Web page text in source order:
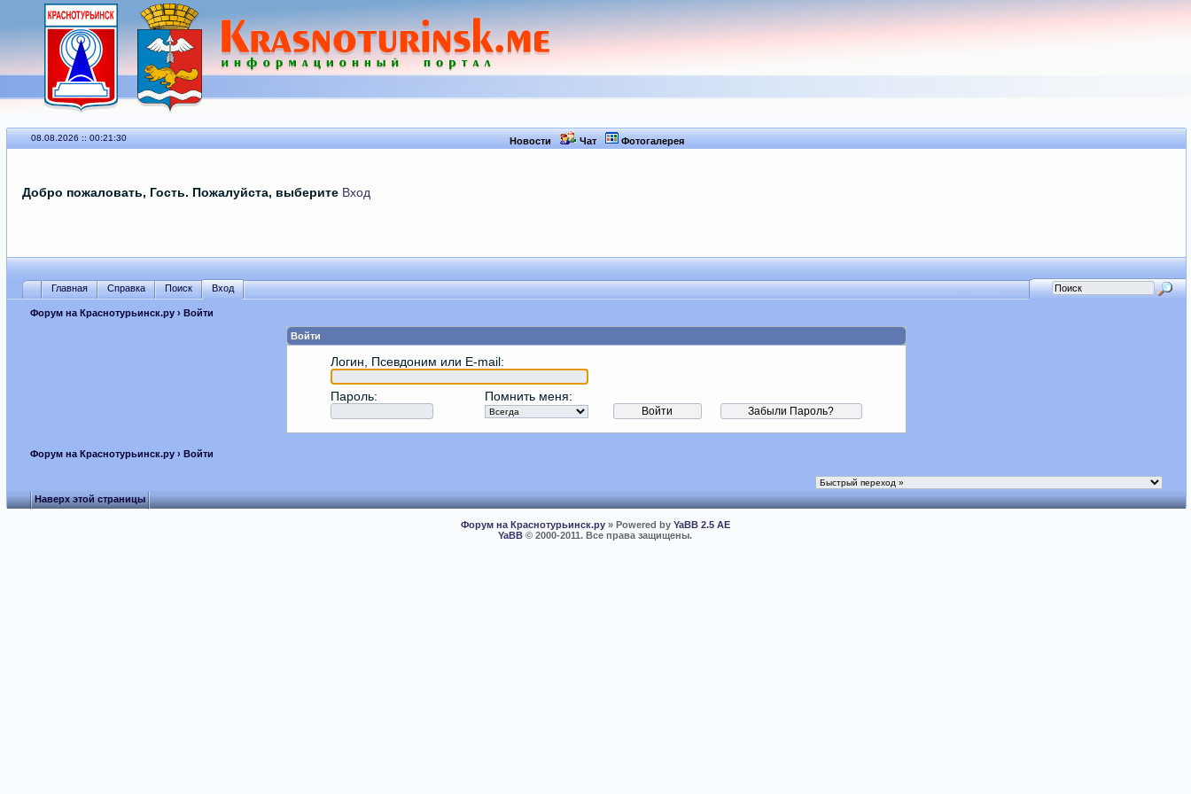
08.08.2026 :: 00:21:30 Новости Чат Фотогалерея
Добро пожаловать, Гость. Пожалуйста, выберите Вход
Главная Справка Поиск Вход
Форум на Краснотурьинск.ру› Войти
Войти
Логин, Псевдоним или E-mail:
Пароль: Помнить меня:
Форум на Краснотурьинск.ру› Войти
Наверх этой страницы
Форум на Краснотурьинск.ру» Powered by YaBB 2.5 AE
YaBB © 2000-2011. Все права защищены.